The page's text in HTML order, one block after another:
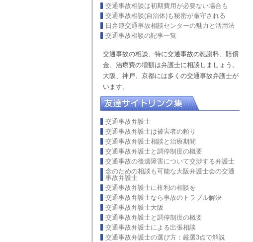
交通事故相談は初期費用が必要ない場合も
交通事故相談(自治体)も秘密が厳守される
日弁連交通事故相談センターの魅力と活用法
交通事故相談の記事一覧
交通事故の相談、特に交通事故の慰謝料、賠償
金、治療費の増額は弁護士に相談しましょう。
大阪、神戸、京都には多くの交通事故弁護士が
います。
交通事故弁護士
交通事故弁護士は被害者の頼り
交通事故弁護士相談と治療期間
交通事故弁護士と調停制度の概要
交通事故の後遺障害について交渉する弁護士
念のための相談も可能な大阪弁護士会の交通
事故弁護士
交通事故弁護士に権利の相談を
交通事故弁護士なら事故のトラブル解決
交通事故弁護士大阪
交通事故弁護士と調停制度の概要
交通事故弁護士による出張相談
交通事故弁護士の選び方：厳選3点で解説